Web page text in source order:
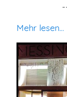
Mehr lesen...